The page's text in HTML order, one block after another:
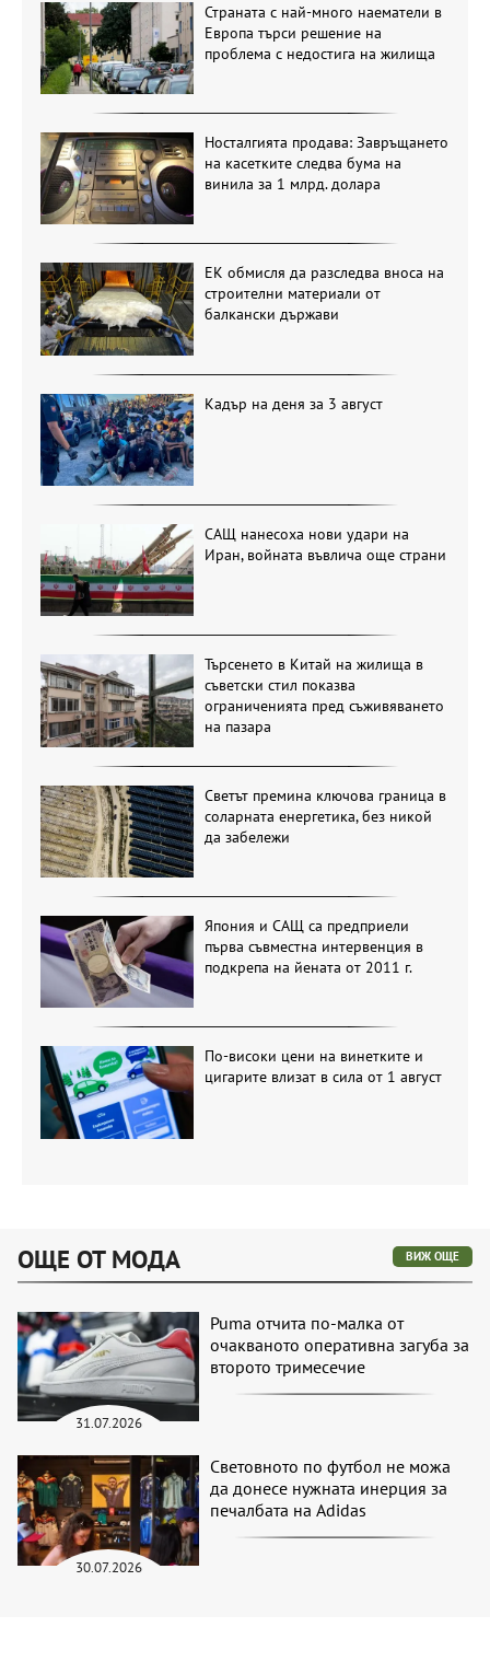
Страната с най-много наематели в
Европа търси решение на
проблема с недостига на жилища
Носталгията продава: Завръщането
на касетките следва бума на
винила за 1 млрд. долара
ЕК обмисля да разследва вноса на
строителни материали от
балкански държави
Кадър на деня за 3 август
САЩ нанесоха нови удари на
Иран, войната въвлича още страни
Търсенето в Китай на жилища в
съветски стил показва
ограниченията пред съживяването
на пазара
Светът премина ключова граница в
соларната енергетика, без никой
да забележи
Япония и САЩ са предприели
първа съвместна интервенция в
подкрепа на йената от 2011 г.
По-високи цени на винетките и
цигарите влизат в сила от 1 август
ОЩЕ ОТ МОДА ВИЖ ОЩЕ
31.07.2026
Puma отчита по-малка от
очакваното оперативна загуба за
второто тримесечие
30.07.2026
Световното по футбол не можа
да донесе нужната инерция за
печалбата на Adidas